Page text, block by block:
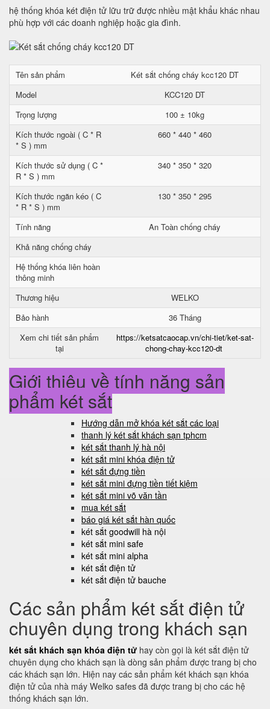
hệ thống khóa két điện tử lữu trữ được nhiều mật khẩu khác nhau
phù hợp với các doanh nghiệp hoặc gia đình.
Tên sản phẩm
Két sắt chống cháy kcc120 DT
Model
KCC120 DT
Trọng lượng
100 ± 10kg
Kích thước ngoài ( C * R
* S ) mm
660 * 440 * 460
Kích thước sử dụng ( C *
R * S ) mm
340 * 350 * 320
Kích thước ngăn kéo ( C
* R * S ) mm
130 * 350 * 295
Tính năng
An Toàn chống cháy
Khả năng chống cháy
Hệ thống khóa liên hoàn
thông minh
Thương hiệu
WELKO
Bảo hành
36 Tháng
Xem chi tiết sản phẩm
tại
https://ketsatcaocap.vn/chi-tiet/ket-sat-
chong-chay-kcc120-dt
Giới thiệu về tính năng sản
phẩm két sắt
Hướng dẫn mở khóa két sắt các loại
thanh lý két sắt khách sạn tphcm
két sắt thanh lý hà nội
két sắt mini khóa điện tử
két sắt đựng tiền
két sắt mini đựng tiền tiết kiệm
két sắt mini võ văn tần
mua két sắt
báo giá két sắt hàn quốc
két sắt goodwill hà nội
két sắt mini safe
két sắt mini alpha
két sắt điện tử
két sắt điện tử bauche
Các sản phẩm két sắt điện tử
chuyên dụng trong khách sạn
két sắt khách sạn khóa điện tử hay còn gọi là két sắt điện tử
chuyên dụng cho khách sạn là dòng sản phẩm được trang bị cho
các khách sạn lớn. Hiện nay các sản phẩm két khách sạn khóa
điện tử của nhà máy Welko safes đã được trang bị cho các hệ
thống khách sạn lớn.